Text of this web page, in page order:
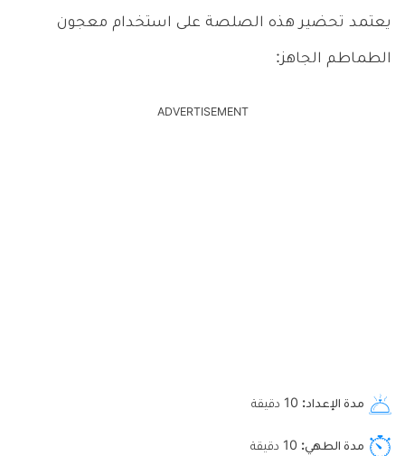
يعتمد تحضير هذه الصلصة على استخدام معجون
الطماطم الجاهز:
ADVERTISEMENT
مدة الإعداد دقيقة
مدة الطهي دقيقة